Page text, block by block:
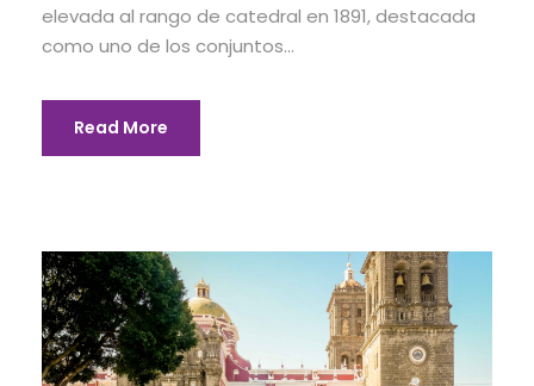
elevada al rango de catedral en 1891, destacada
como uno de los conjuntos...
Read More